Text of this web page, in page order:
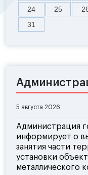
24
25
31
5 августа 2026
Администрация
информирует о
занятия части
установки
металлического